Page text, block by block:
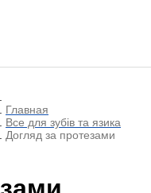
Главная
Все для зубів та язика
Догляд за протезами